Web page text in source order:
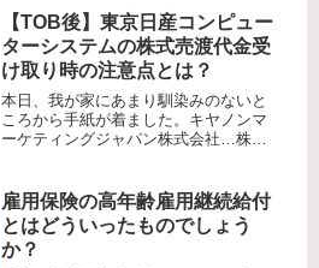
【TOB後】東京日産コンピュー
ターシステムの株式売渡代金受
け取り時の注意点とは？
本日、我が家にあまり馴染みのないと
ころから手紙が着ました。キヤノンマ
ーケティングジャパン株式会社…株式
株への投資は、セクター別でポートフ
ォリオを組むために単元未満株式...
雇用保険の高年齢雇用継続給付
とはどういったものでしょう
か？